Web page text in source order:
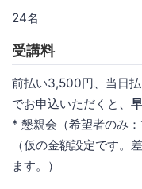
24名
受講料
前払い3,500円、当日
でお申込いただくと、
* 懇親会（希望者のみ
（仮の金額設定です。
ます。）